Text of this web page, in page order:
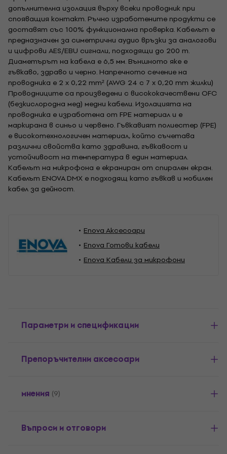
допълнителна изолация върху всеки проводник при
спояващия контакт. Ръчно изработените продукти се
доставят със 100% функционална проверка. Кабелът е
предназначен за симетрични аудио връзки за аналогови
и цифрови AES/EBU сигнали, подходящи до 200 m.
Диаметърът на кабела е 6,5 мм. Външното яке е
гъвкаво, здраво и черно. Напречното сечение на
проводника е 2 x 0,22 mm² (AWG 24 с 7 x 0,20 mm жилки)
Проводниците са произведени с висококачествени OFC
(безкислородна мед) медни кабели. Изолацията на
проводника е изработена от FPE материал и е
маркирана в синьо и червено. Гъвкавият полиестер (FPE)
е високотехнологичен материал, който съчетава
различни свойства като здравина, гъвкавост и
устойчивост на температура в един материал.
Кабелът на микрофона е екраниран от спирален екран.
Кабелът ENOVA DMX е подходящ като гъвкав и мобилен
кабел за дейност.
Enova Aксесоари
Enova Готови кабели
Enova Кабели за микрофони
Параметри и спецификации
Препоръчителни аксесоари
мнения (9)
Въпроси и отговори